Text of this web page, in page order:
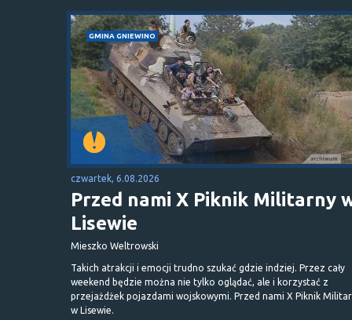
GMINA GNIEWINO
czwartek, 6.08.2026
Przed nami X Piknik Militarny
Lisewie
Mieszko Weltrowski
Takich atrakcji i emocji trudno szukać gdzie indziej. Przez cały
weekend będzie można nie tylko oglądać, ale i korzystać z
przejażdżek pojazdami wojskowymi. Przed nami X Piknik
w Lisewie.